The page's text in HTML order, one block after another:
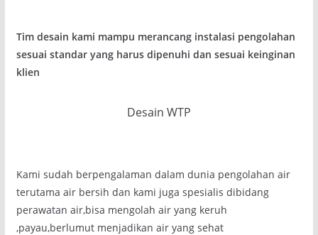
Tim desain kami mampu merancang instalasi pengolahan
sesuai standar yang harus dipenuhi dan sesuai keinginan
klien
Desain WTP
Kami sudah berpengalaman dalam dunia pengolahan air
terutama air bersih dan kami juga spesialis dibidang
perawatan air,bisa mengolah air yang keruh
,payau,berlumut menjadikan air yang sehat